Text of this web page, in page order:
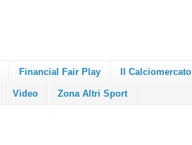
Financial Fair Play Il Calciomercato
Video Zona Altri Sport